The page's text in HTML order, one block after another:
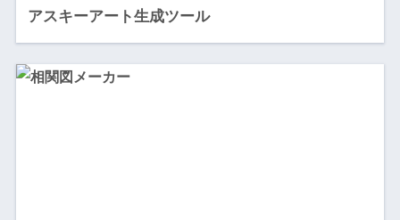
アスキーアート生成ツール